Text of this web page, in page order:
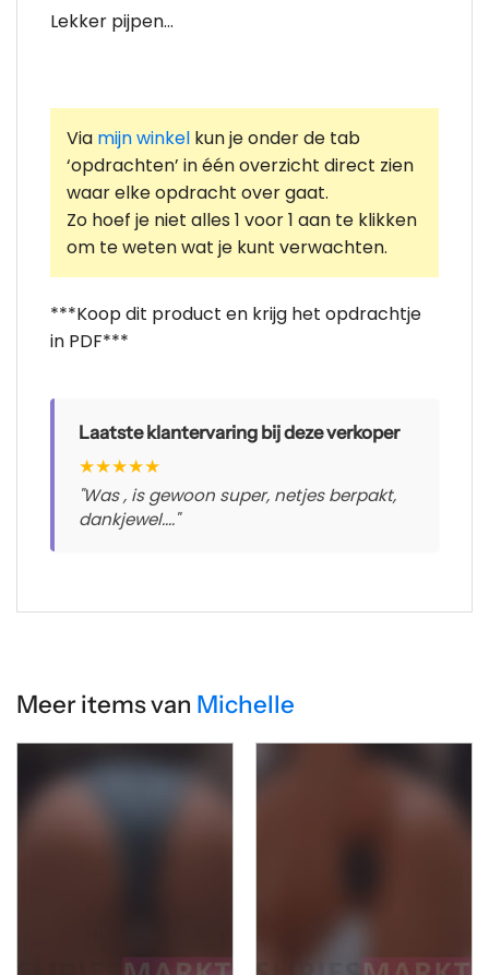
Lekker pijpen…
Via mijn winkel kun je onder de tab
‘opdrachten’ in één overzicht direct zien
waar elke opdracht over gaat.
Zo hoef je niet alles 1 voor 1 aan te klikken
om te weten wat je kunt verwachten.
***Koop dit product en krijg het opdrachtje
in PDF***
Laatste klantervaring bij deze verkoper
★★★★★
"Was , is gewoon super, netjes berpakt,
dankjewel...."
Meer items van Michelle